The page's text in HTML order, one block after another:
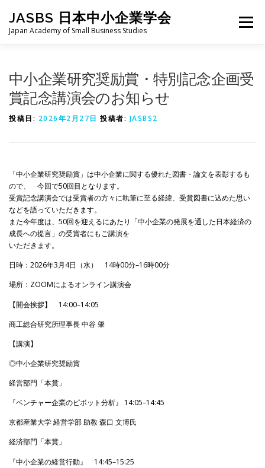
JASBS 日本中小企業学会
Japan Academy of Small Business Studies
メニュー
中小企業研究奨励賞・特別記念企画受
賞記念講演会のお知らせ
投稿日: 2026年2月27日 投稿者: JASBS2
「中小企業研究奨励賞」は中小企業に関する優れた図書・論文を表彰するも
ので、 今回で50回目となります。
受賞記念講演会では受賞者の方々に執筆に至る経緯、受賞図書に込めた思い
などを語っていただきます。
また今年度は、50回を迎えるにあたり「中小企業の発展を通した日本経済の
成長への提言」の受賞者にもご講演を
いただきます。
日時：2026年3月4日（水） 14時00分–16時00分
場所：ZOOMによるオンライン講演会
【開会挨拶】 14:00–14:05
商工総合研究所理事長 中谷 肇
【講演】
◎中小企業研究奨励賞
経営部門「本賞」
『ベンチャー企業のピボット分析』 14:05–14:45
京都産業大学 経営学部 助教 森口 文博氏
経済部門「本賞」
『中小企業の経営行動』 14:45–15:25